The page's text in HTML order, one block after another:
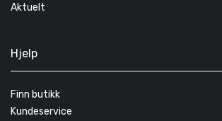
Aktuelt
Hjelp
Finn butikk
Kundeservice